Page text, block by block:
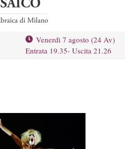
Venerdì 7 agosto (24 Av)
Entrata 19.35- Uscita 21.26